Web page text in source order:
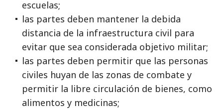
escuelas;
las partes deben mantener la debida
distancia de la infraestructura civil para
evitar que sea considerada objetivo militar;
las partes deben permitir que las personas
civiles huyan de las zonas de combate y
permitir la libre circulación de bienes, como
alimentos y medicinas;